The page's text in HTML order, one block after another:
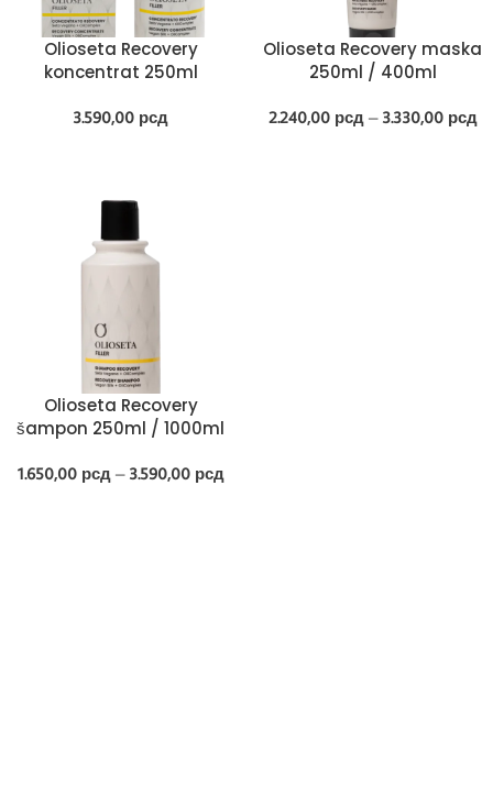
Olioseta Recovery
koncentrat 250ml
3.590,00 рсд
Olioseta Recovery maska
250ml / 400ml
2.240,00 рсд – 3.330,00 рсд
Olioseta Recovery
šampon 250ml / 1000ml
1.650,00 рсд – 3.590,00 рсд